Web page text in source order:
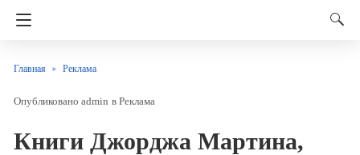
Главная Реклама
admin в Реклама
Книги Джорджа Мартина,